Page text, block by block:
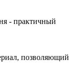
- практичный
позволяющий